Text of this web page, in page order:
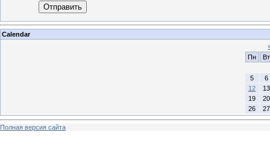
Отправить
Calendar
Пн
Вт
5
6
12
13
19
20
26
27
Полная версия сайта